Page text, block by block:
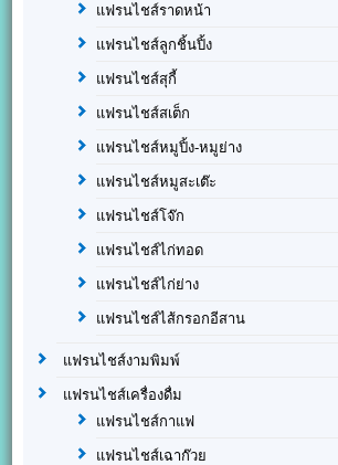
แฟรนไชส์ราดหน้า
แฟรนไชส์ลูกชิ้นปิ้ง
แฟรนไชส์สุกี้
แฟรนไชส์สเต็ก
แฟรนไชส์หมูปิ้ง-หมูย่าง
แฟรนไชส์หมูสะเต๊ะ
แฟรนไชส์โจ๊ก
แฟรนไชส์ไก่ทอด
แฟรนไชส์ไก่ย่าง
แฟรนไชส์ไส้กรอกอีสาน
แฟรนไชส์งามพิมพ์
แฟรนไชส์เครื่องดื่ม
แฟรนไชส์กาแฟ
แฟรนไชส์เฉาก๊วย